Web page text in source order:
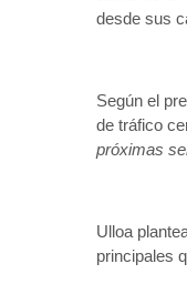
desde sus
Según el
de tráfico
próximas
Ulloa
principales